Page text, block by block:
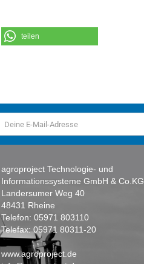
teilen
agroproject Technologie- und
Informationssysteme GmbH & Co.KG
Landersumer Weg 40
48431 Rheine
Telefon: 05971 803110
Telefax: 05971 80311-20
www.agroproject.de